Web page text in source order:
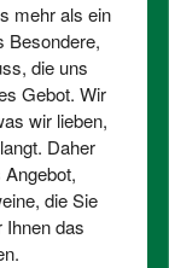
mehr als ein
Besondere,
die uns
Gebot. Wir
wir lieben,
Daher
die Sie
Ihnen das